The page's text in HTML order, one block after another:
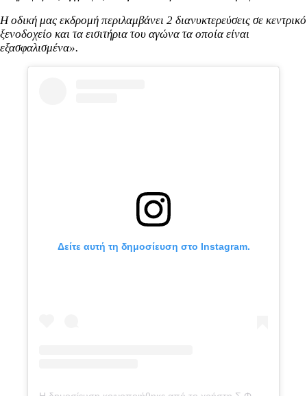
Η οδική μας εκδρομή περιλαμβάνει 2 διανυκτερεύσεις σε κεντρικό
ξενοδοχείο και τα εισιτήρια του αγώνα τα οποία είναι
εξασφαλισμένα».
Δείτε αυτή τη δημοσίευση στο Instagram.